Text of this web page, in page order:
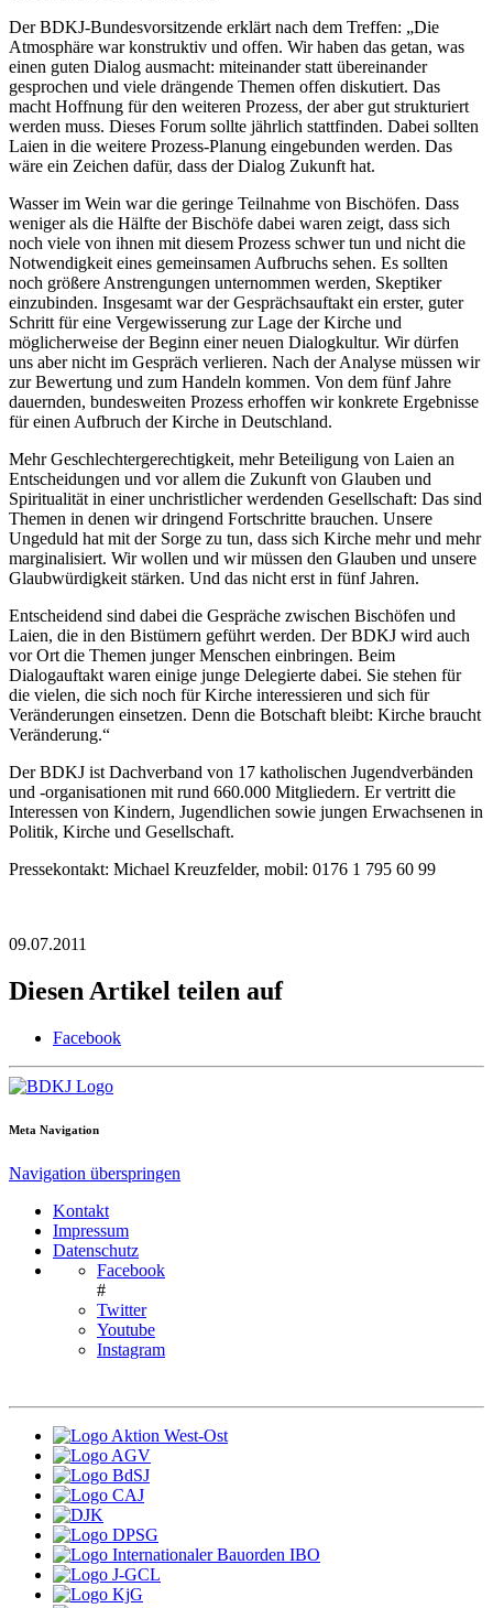
Der BDKJ-Bundesvorsitzende erklärt nach dem Treffen: „Die
Atmosphäre war konstruktiv und offen. Wir haben das getan, was
einen guten Dialog ausmacht: miteinander statt übereinander
gesprochen und viele drängende Themen offen diskutiert. Das
macht Hoffnung für den weiteren Prozess, der aber gut strukturiert
werden muss. Dieses Forum sollte jährlich stattfinden. Dabei sollten
Laien in die weitere Prozess-Planung eingebunden werden. Das
wäre ein Zeichen dafür, dass der Dialog Zukunft hat.
Wasser im Wein war die geringe Teilnahme von Bischöfen. Dass
weniger als die Hälfte der Bischöfe dabei waren zeigt, dass sich
noch viele von ihnen mit diesem Prozess schwer tun und nicht die
Notwendigkeit eines gemeinsamen Aufbruchs sehen. Es sollten
noch größere Anstrengungen unternommen werden, Skeptiker
einzubinden. Insgesamt war der Gesprächsauftakt ein erster, guter
Schritt für eine Vergewisserung zur Lage der Kirche und
möglicherweise der Beginn einer neuen Dialogkultur. Wir dürfen
uns aber nicht im Gespräch verlieren. Nach der Analyse müssen wir
zur Bewertung und zum Handeln kommen. Von dem fünf Jahre
dauernden, bundesweiten Prozess erhoffen wir konkrete Ergebnisse
für einen Aufbruch der Kirche in Deutschland.
Mehr Geschlechtergerechtigkeit, mehr Beteiligung von Laien an
Entscheidungen und vor allem die Zukunft von Glauben und
Spiritualität in einer unchristlicher werdenden Gesellschaft: Das sind
Themen in denen wir dringend Fortschritte brauchen. Unsere
Ungeduld hat mit der Sorge zu tun, dass sich Kirche mehr und mehr
marginalisiert. Wir wollen und wir müssen den Glauben und unsere
Glaubwürdigkeit stärken. Und das nicht erst in fünf Jahren.
Entscheidend sind dabei die Gespräche zwischen Bischöfen und
Laien, die in den Bistümern geführt werden. Der BDKJ wird auch
vor Ort die Themen junger Menschen einbringen. Beim
Dialogauftakt waren einige junge Delegierte dabei. Sie stehen für
die vielen, die sich noch für Kirche interessieren und sich für
Veränderungen einsetzen. Denn die Botschaft bleibt: Kirche braucht
Veränderung.“
Der BDKJ ist Dachverband von 17 katholischen Jugendverbänden
und -organisationen mit rund 660.000 Mitgliedern. Er vertritt die
Interessen von Kindern, Jugendlichen sowie jungen Erwachsenen in
Politik, Kirche und Gesellschaft.
Pressekontakt: Michael Kreuzfelder, mobil: 0176 1 795 60 99
09.07.2011
Diesen Artikel teilen auf
Facebook
Meta Navigation
Navigation überspringen
Kontakt
Impressum
Datenschutz
Facebook
#
Twitter
Youtube
Instagram